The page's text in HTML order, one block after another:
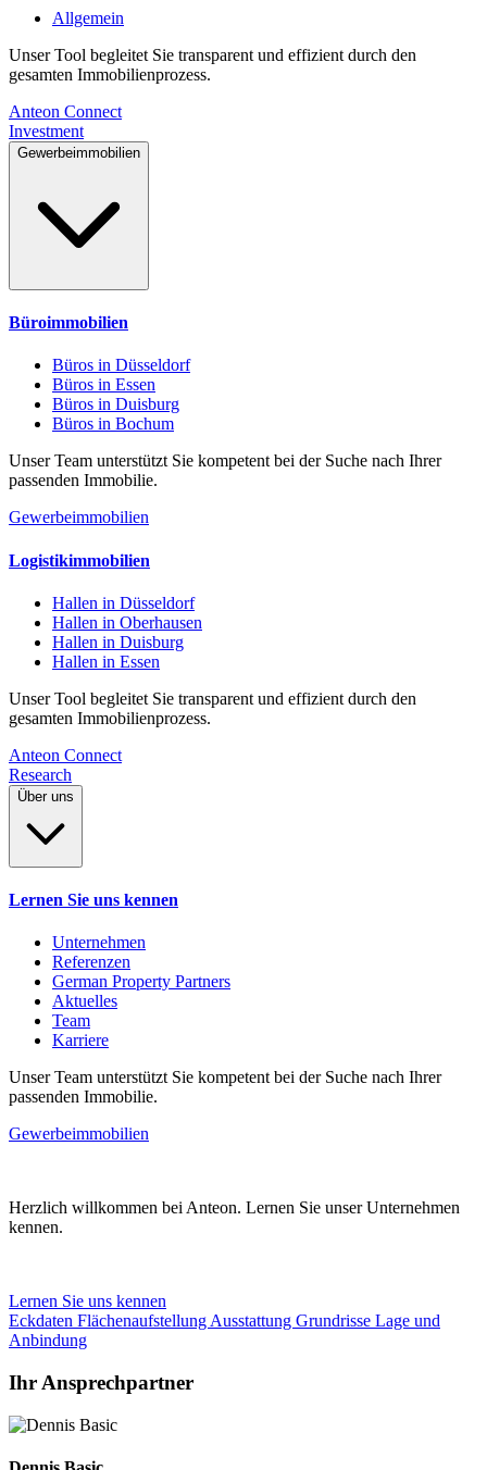
Allgemein
Unser Tool begleitet Sie transparent und effizient durch den
gesamten Immobilienprozess.
Anteon Connect
Investment
Gewerbeimmobilien
Büroimmobilien
Büros in Düsseldorf
Büros in Essen
Büros in Duisburg
Büros in Bochum
Unser Team unterstützt Sie kompetent bei der Suche nach Ihrer
passenden Immobilie.
Gewerbeimmobilien
Logistikimmobilien
Hallen in Düsseldorf
Hallen in Oberhausen
Hallen in Duisburg
Hallen in Essen
Unser Tool begleitet Sie transparent und effizient durch den
gesamten Immobilienprozess.
Anteon Connect
Research
Über uns
Lernen Sie uns kennen
Unternehmen
Referenzen
German Property Partners
Aktuelles
Team
Karriere
Unser Team unterstützt Sie kompetent bei der Suche nach Ihrer
passenden Immobilie.
Gewerbeimmobilien
Herzlich willkommen bei Anteon. Lernen Sie unser Unternehmen
kennen.
Lernen Sie uns kennen
Eckdaten Flächenaufstellung Ausstattung Grundrisse Lage und
Anbindung
Ihr Ansprechpartner